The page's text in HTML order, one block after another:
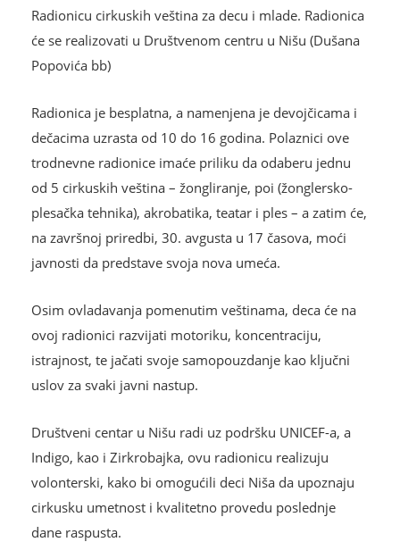
Radionicu cirkuskih veština za decu i mlade. Radionica
će se realizovati u Društvenom centru u Nišu (Dušana
Popovića bb)
Radionica je besplatna, a namenjena je devojčicama i
dečacima uzrasta od 10 do 16 godina. Polaznici ove
trodnevne radionice imaće priliku da odaberu jednu
od 5 cirkuskih veština – žongliranje, poi (žonglersko-
plesačka tehnika), akrobatika, teatar i ples – a zatim će,
na završnoj priredbi, 30. avgusta u 17 časova, moći
javnosti da predstave svoja nova umeća.
Osim ovladavanja pomenutim veštinama, deca će na
ovoj radionici razvijati motoriku, koncentraciju,
istrajnost, te jačati svoje samopouzdanje kao ključni
uslov za svaki javni nastup.
Društveni centar u Nišu radi uz podršku UNICEF-a, a
Indigo, kao i Zirkrobajka, ovu radionicu realizuju
volonterski, kako bi omogućili deci Niša da upoznaju
cirkusku umetnost i kvalitetno provedu poslednje
dane raspusta.